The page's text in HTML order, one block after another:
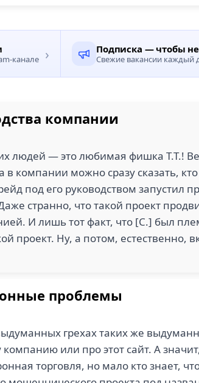
канале › Подписка — чтобы
Свежие вакансии каждый
компании
людей — это любимая фишка Т.Т.!
компании можно сразу сказать,
под его руководством запустил
странно, что такой проект
И лишь тот факт, что [С.] был
проект. Ну, а потом, естественно,
проблемы
грехах таких же
или про этот сайт. А
торговля, но мало кто знает,